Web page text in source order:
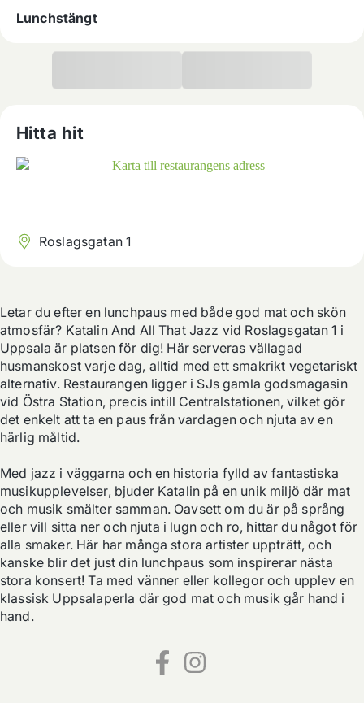
Lunchstängt
Hitta hit
Roslagsgatan 1
Letar du efter en lunchpaus med både god mat och skön
atmosfär? Katalin And All That Jazz vid Roslagsgatan 1 i
Uppsala är platsen för dig! Här serveras vällagad
husmanskost varje dag, alltid med ett smakrikt vegetariskt
alternativ. Restaurangen ligger i SJs gamla godsmagasin
vid Östra Station, precis intill Centralstationen, vilket gör
det enkelt att ta en paus från vardagen och njuta av en
härlig måltid.
Med jazz i väggarna och en historia fylld av fantastiska
musikupplevelser, bjuder Katalin på en unik miljö där mat
och musik smälter samman. Oavsett om du är på språng
eller vill sitta ner och njuta i lugn och ro, hittar du något för
alla smaker. Här har många stora artister uppträtt, och
kanske blir det just din lunchpaus som inspirerar nästa
stora konsert! Ta med vänner eller kollegor och upplev en
klassisk Uppsalaperla där god mat och musik går hand i
hand.